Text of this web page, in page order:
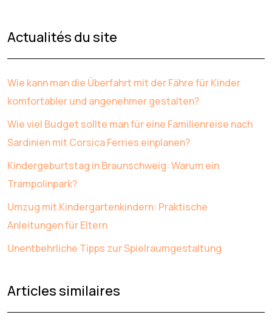
Actualités du site
Wie kann man die Überfahrt mit der Fähre für Kinder
komfortabler und angenehmer gestalten?
Wie viel Budget sollte man für eine Familienreise nach
Sardinien mit Corsica Ferries einplanen?
Kindergeburtstag in Braunschweig: Warum ein
Trampolinpark?
Umzug mit Kindergartenkindern: Praktische
Anleitungen für Eltern
Unentbehrliche Tipps zur Spielraumgestaltung
Articles similaires